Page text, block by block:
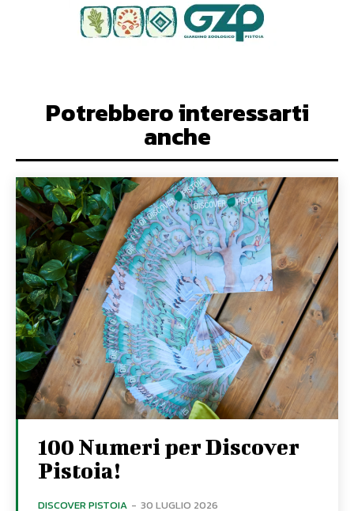
Potrebbero interessarti
anche
100 Numeri per Discover
Pistoia!
DISCOVER PISTOIA - 30 LUGLIO 2026